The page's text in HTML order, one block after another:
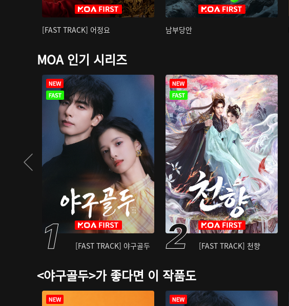
[FAST TRACK] 어정요 남부당안
MOA 인기 시리즈
[FAST TRACK] 야구골두 [FAST TRACK] 천향
<야구골두>가 좋다면 이 작품도